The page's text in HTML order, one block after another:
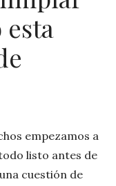
esta
empezamos a
listo antes de
cuestión de